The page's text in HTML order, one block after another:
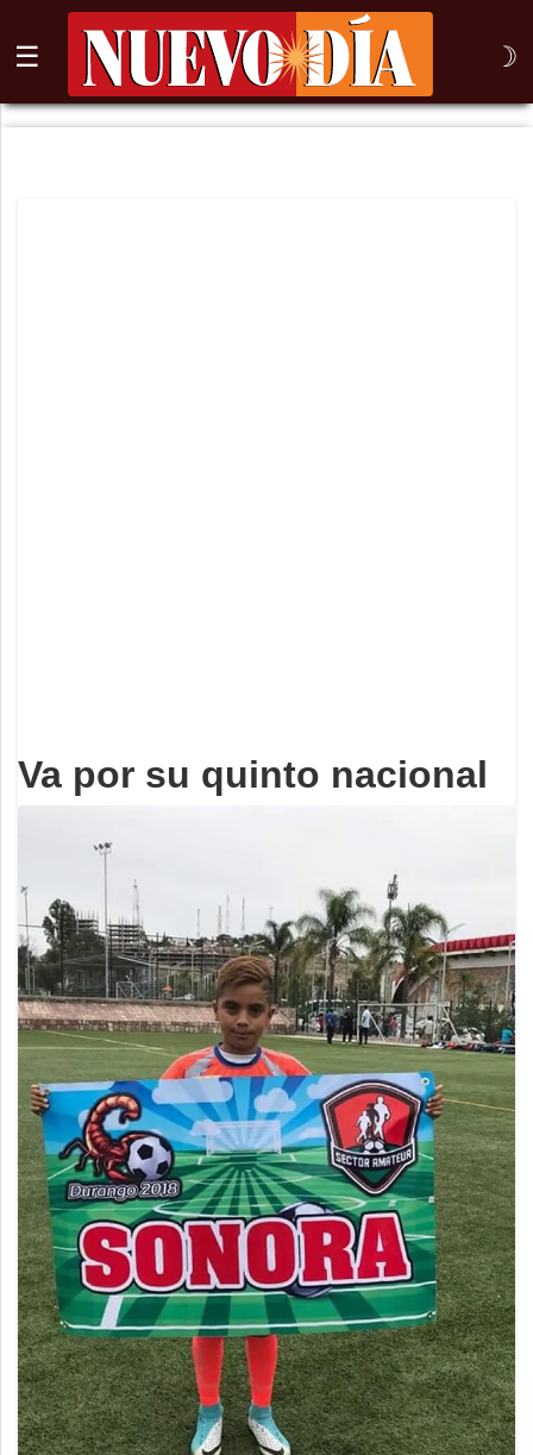
☰ ☽
⌕
Va por su quinto nacional